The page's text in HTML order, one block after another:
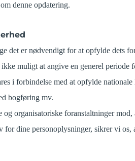
denne opdatering.
det er nødvendigt for at opfylde dets
muligt at angive en generel periode
i forbindelse med at opfylde
bogføring mv.
organisatoriske foranstaltninger
dine personoplysninger, sikrer vi os,